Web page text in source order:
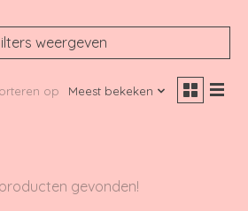
weergeven
op Meest bekeken
gevonden!